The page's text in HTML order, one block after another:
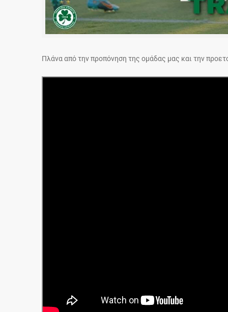
Πλάνα από την προπόνηση της ομάδας μας και την